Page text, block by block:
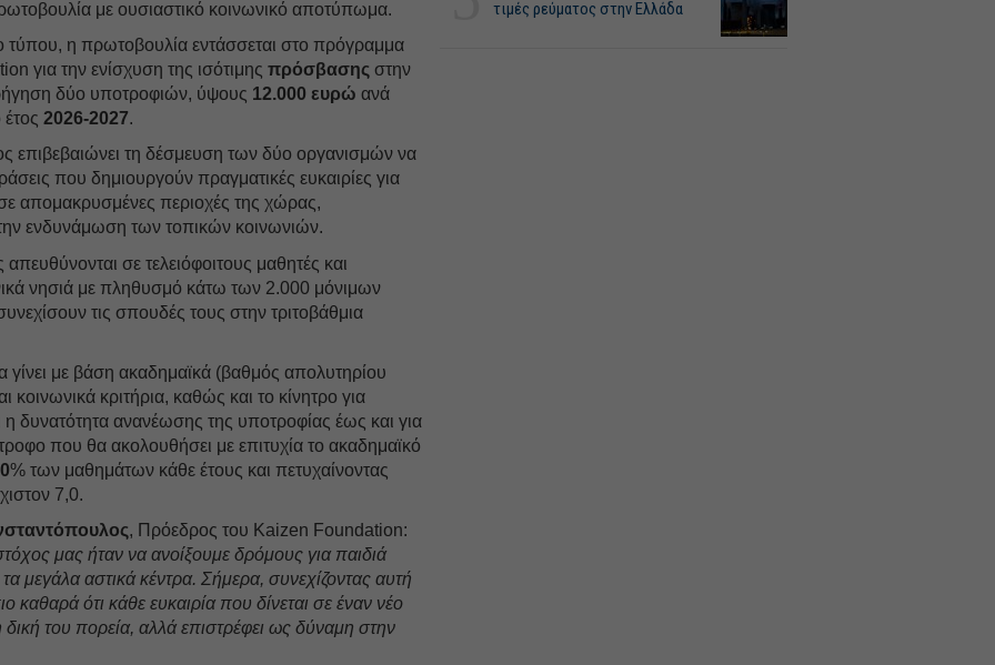
με ουσιαστικό κοινωνικό αποτύπωμα.
τύπου, η πρωτοβουλία εντάσσεται στο πρόγραμμα
για την ενίσχυση της ισότιμηςπρόσβασης στην
δύο υποτροφιών, ύψους 12.000 ευρώ ανά
έτος2026-2027.
επιβεβαιώνει τη δέσμευση των δύο οργανισμών να
που δημιουργούν πραγματικές ευκαιρίες για
απομακρυσμένες περιοχές της χώρας,
ενδυνάμωση των τοπικών κοινωνιών.
σε τελειόφοιτους μαθητές και
νησιά με πληθυσμό κάτω των 2.000 μόνιμων
τις σπουδές τους στην τριτοβάθμια
με βάση ακαδημαϊκά (βαθμός απολυτηρίου
κοινωνικά κριτήρια, καθώς και το κίνητρο για
δυνατότητα ανανέωσης της υποτροφίας έως και για
που θα ακολουθήσει με επιτυχία το ακαδημαϊκό
% των μαθημάτων κάθε έτους και πετυχαίνοντας
7,0.
, Πρόεδρος του Kaizen Foundation:
μας ήταν να ανοίξουμε δρόμους για παιδιά
μεγάλα αστικά κέντρα. Σήμερα, συνεχίζοντας αυτή
καθαρά ότι κάθε ευκαιρία που δίνεται σε έναν νέο
του πορεία, αλλά επιστρέφει ως δύναμη στην
τιμές ρεύματος στην Ελλάδα